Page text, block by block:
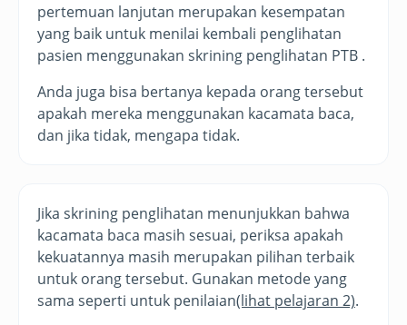
pertemuan lanjutan merupakan kesempatan
yang baik untuk menilai kembali penglihatan
pasien menggunakan skrining penglihatan PTB .
Anda juga bisa bertanya kepada orang tersebut
apakah mereka menggunakan kacamata baca,
dan jika tidak, mengapa tidak.
Jika skrining penglihatan menunjukkan bahwa
kacamata baca masih sesuai, periksa apakah
kekuatannya masih merupakan pilihan terbaik
untuk orang tersebut. Gunakan metode yang
sama seperti untuk penilaian(lihat pelajaran 2).